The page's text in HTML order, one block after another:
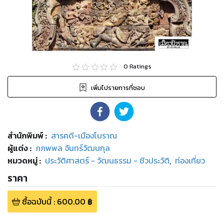
0 Ratings
เพิ่มไปรายการที่ชอบ
สำนักพิมพ์: สารคดี-เมืองโบราณ
ผู้แต่ง : ภภพพล จันทร์วัฒนกุล
หมวดหมู่: ประวัติศาสตร์ - วัฒนธรรม - ชีวประวัติ, ท่องเที่ยว
ราคา
ซื้อฉบับนี้: 600.00 ฿